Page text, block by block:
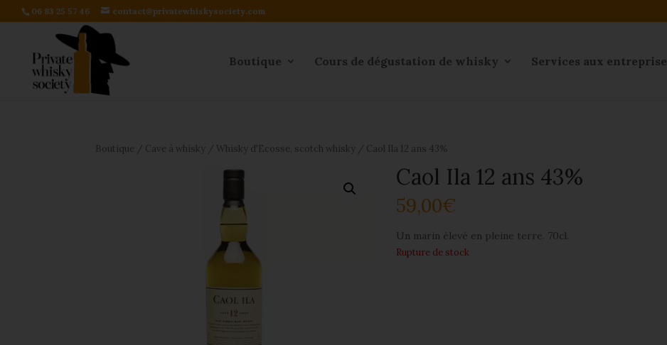
06 83 25 57 46 contact@privatewhiskysociety.com
Boutique Cours de dégustation de whisky Services aux entreprise
Boutique / Cave à whisky / Whisky d'Ecosse, scotch whisky / Caol Ila 12 ans 43%
Caol Ila 12 ans 43%
59,00€
Un marin élevé en pleine terre. 70cl.
Rupture de stock